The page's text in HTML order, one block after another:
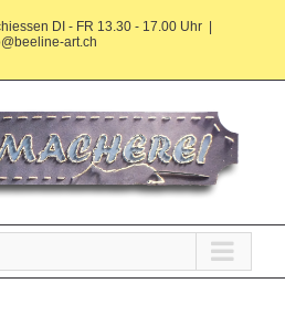
DI - FR 13.30 - 17.00 Uhr
art.ch